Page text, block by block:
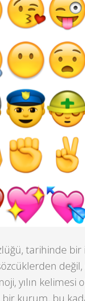
tarihinde bir
yılın kelimesi
bir kurum, bu